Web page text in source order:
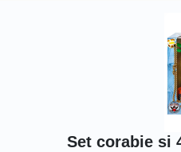
Set corabie si